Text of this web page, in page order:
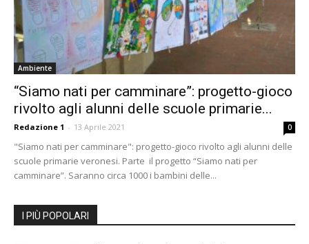
Ambiente
“Siamo nati per camminare”: progetto-gioco
rivolto agli alunni delle scuole primarie...
Redazione 1 - 13 Aprile 2021 0
"Siamo nati per camminare": progetto-gioco rivolto agli alunni delle
scuole primarie veronesi. Parte il progetto “Siamo nati per
camminare”. Saranno circa 1000 i bambini delle...
I PIÙ POPOLARI